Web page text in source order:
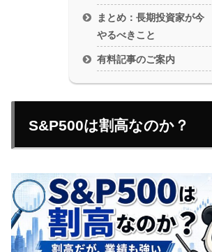
まとめ：長期投資家が今
やるべきこと
有料記事のご案内
S&P500は割高なのか？